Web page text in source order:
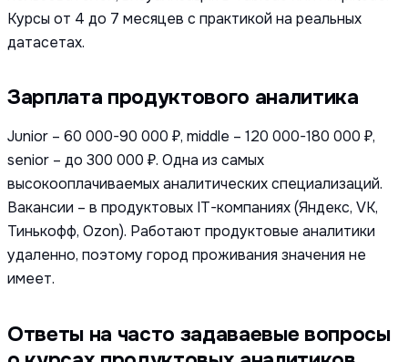
Курсы от 4 до 7 месяцев с практикой на реальных
датасетах.
Зарплата продуктового аналитика
Junior – 60 000-90 000 ₽, middle – 120 000-180 000 ₽,
senior – до 300 000 ₽. Одна из самых
высокооплачиваемых аналитических специализаций.
Вакансии – в продуктовых IT-компаниях (Яндекс, VK,
Тинькофф, Ozon). Работают продуктовые аналитики
удаленно, поэтому город проживания значения не
имеет.
Ответы на часто задаваевые вопросы